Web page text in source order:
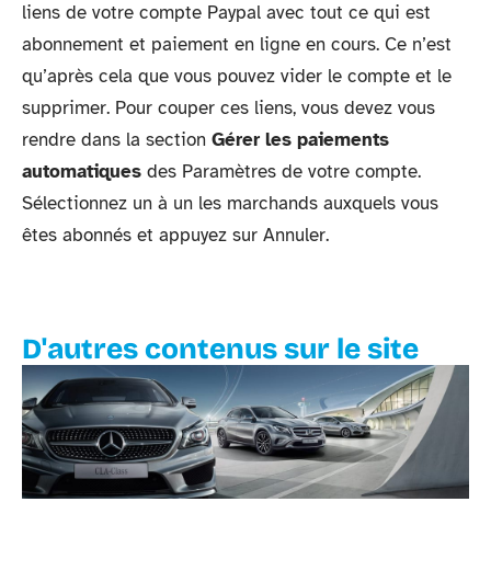
liens de votre compte Paypal avec tout ce qui est
abonnement et paiement en ligne en cours. Ce n’est
qu’après cela que vous pouvez vider le compte et le
supprimer. Pour couper ces liens, vous devez vous
rendre dans la section Gérer les paiements
automatiques des Paramètres de votre compte.
Sélectionnez un à un les marchands auxquels vous
êtes abonnés et appuyez sur Annuler.
D'autres contenus sur le site